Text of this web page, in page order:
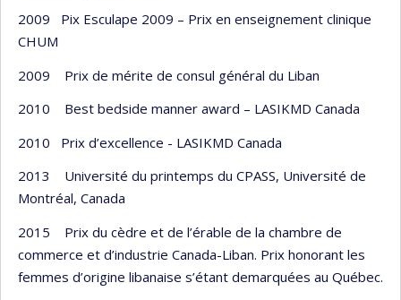
2009 Pix Esculape 2009 – Prix en enseignement clinique
CHUM
2009 Prix de mérite de consul général du Liban
2010 Best bedside manner award – LASIKMD Canada
2010 Prix d’excellence - LASIKMD Canada
2013 Université du printemps du CPASS, Université de
Montréal, Canada
2015 Prix du cèdre et de l’érable de la chambre de
commerce et d’industrie Canada-Liban. Prix honorant les
femmes d’origine libanaise s’étant demarquées au Québec.